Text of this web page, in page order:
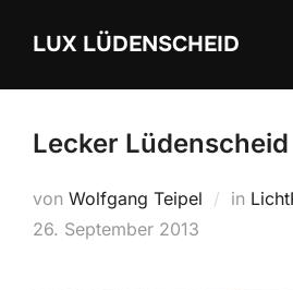
InhaltLUX LÜDENSCHEID
Lecker Lüdenscheid
von Wolfgang Teipel in
26. September 2013